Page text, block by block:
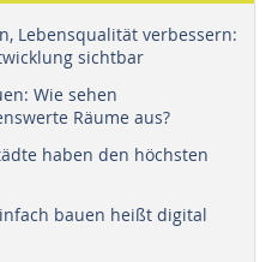
Lebensqualität verbessern:
sichtbar
Wie sehen
Räume aus?
haben den höchsten
bauen heißt digital